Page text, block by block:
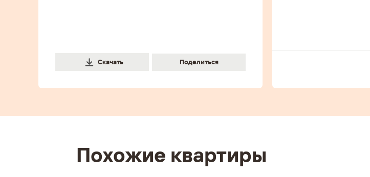
Скачать Поделиться
Похожие квартиры